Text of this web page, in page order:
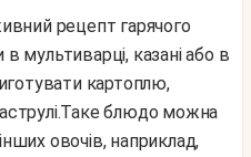
мультиварці, казані або в
картоплю,
блюдо можна
овочів, наприклад,